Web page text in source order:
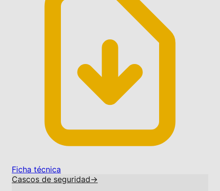
Ficha técnica
Cascos de seguridad→